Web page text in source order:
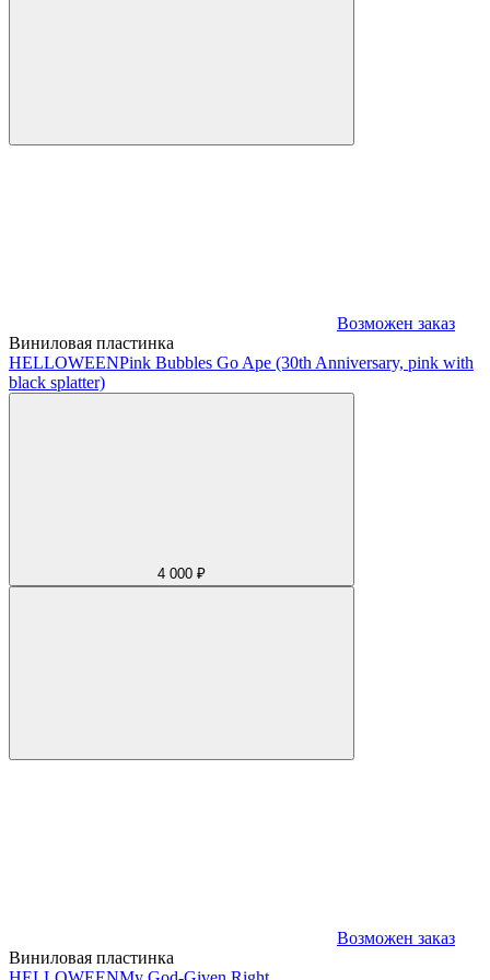
Возможен заказ
Виниловая пластинка
HELLOWEENPink Bubbles Go Ape (30th Anniversary, pink with
black splatter)
4 000 ₽
Возможен заказ
Виниловая пластинка